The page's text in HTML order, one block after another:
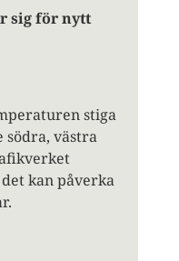
sig för nytt
stiga
södra, västra
kan påverka